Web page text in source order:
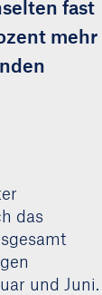
fast
mehr
das
und Juni.